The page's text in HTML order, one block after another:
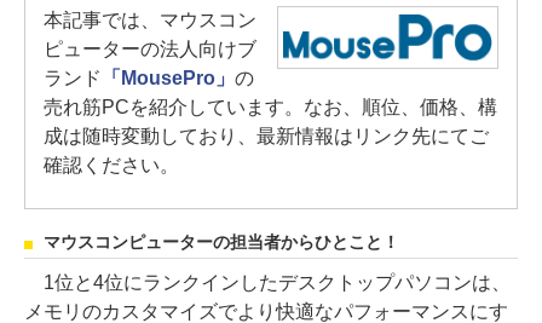
本記事では、マウスコン
ピューターの法人向けブ
ランド
「MousePro」 の
売れ筋PCを紹介しています。なお、順位、価格、構
成は随時変動しており、最新情報はリンク先にてご
確認ください。
マウスコンピューターの担当者からひとこと！
1位と4位にランクインしたデスクトップパソコンは、
メモリのカスタマイズでより快適なパフォーマンスにす